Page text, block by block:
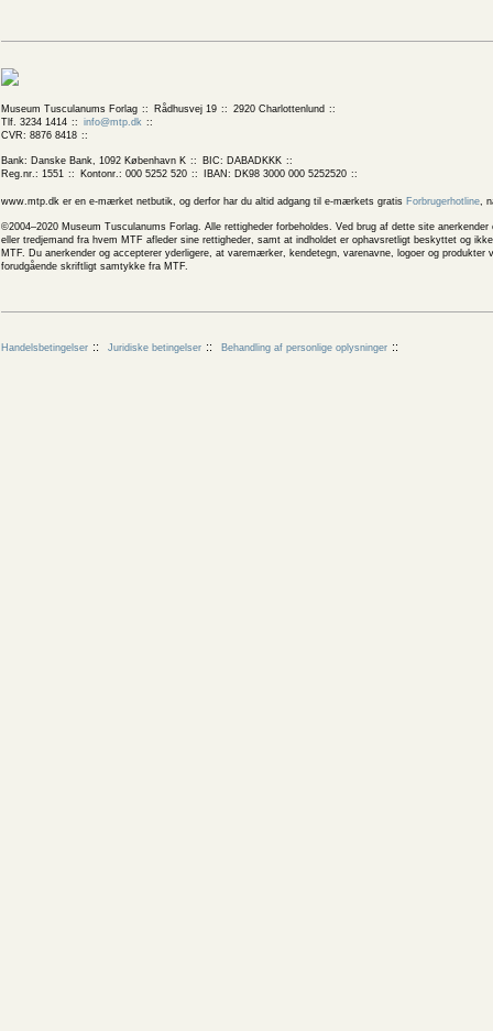
Museum Tusculanums Forlag Rådhusvej 19
2920 Charlottenlund
Tlf. 3234 1414
info@mtp.dk
CVR: 8876 8418
Bank: Danske Bank, 1092 København K
BIC: DABADKKK
Reg.nr.: 1551
Kontonr.: 000 5252 520 IBAN: DK98 3000 000 5252520
www.mtp.dk er en e-mærket netbutik, og derfor har du altid adgang til e-mærkets gratis Forbrugerhotline,
©2004–2020 Museum Tusculanums Forlag. Alle rettigheder forbeholdes. Ved brug af dette site
eller tredjemand fra hvem MTF afleder sine rettigheder, samt at indholdet er ophavsretligt beskyttet og
MTF. Du anerkender og accepterer yderligere, at varemærker, kendetegn, varenavne, logoer og
forudgående skriftligt samtykke fra MTF.
Handelsbetingelser Juridiske betingelser Behandling af personlige oplysninger